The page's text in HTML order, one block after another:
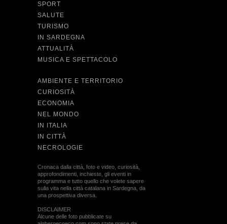
SPORT
SALUTE
TURISMO
IN SARDEGNA
ATTUALITÀ
MUSICA E SPETTACOLO
AMBIENTE E TERRITORIO
CURIOSITÀ
ECONOMIA
NEL MONDO
IN ITALIA
IN CITTÀ
NECROLOGIE
Cronaca dalla città, foto e video, curiosità,
approfondimenti, inchieste, gli eventi in
programma e tutto quello che volete sapere
sulla vita nella città catalana in Sardegna, da
una prospettiva diversa.
DISCLAIMER
Alcune delle foto pubblicate su